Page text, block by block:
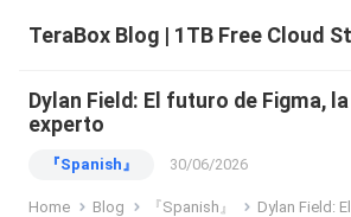
Dylan Field: El futuro de Figma,
experto
『Spanish』 30/06/2026
Home Blog 『Spanish』 Dylan Field: El futuro